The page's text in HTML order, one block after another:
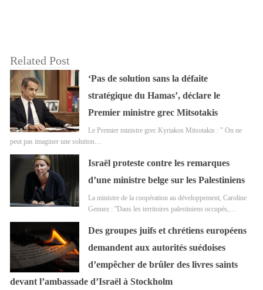
Related Post
‘Pas de solution sans la défaite
stratégique du Hamas’, déclare le
Premier ministre grec Mitsotakis
Le Premier ministre grec Kyriakos Mitsotakis : " On ne
peut pas imaginer une solution…
Israël proteste contre les remarques
d’une ministre belge sur les Palestiniens
La ministre de la coopération au développement, Caroline
Gennez : ''Dans les territoires palestiniens occupés,…
Des groupes juifs et chrétiens européens
demandent aux autorités suédoises
d’empêcher de brûler des livres saints
devant l’ambassade d’Israël à Stockholm